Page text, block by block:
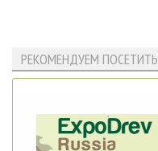
РЕКОМЕНДУЕМ ПОСЕТИТЬ